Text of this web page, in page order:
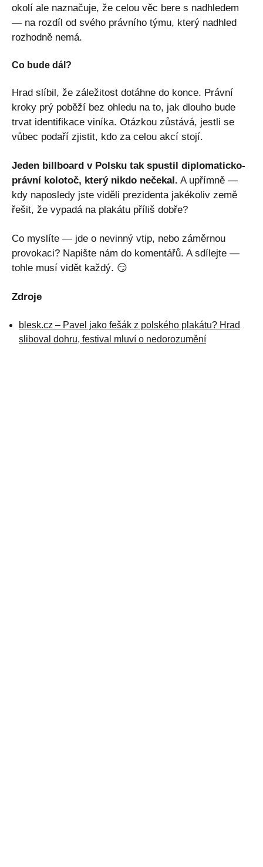
okolí ale naznačuje, že celou věc bere s nadhledem
— na rozdíl od svého právního týmu, který nadhled
rozhodně nemá.
Co bude dál?
Hrad slíbil, že záležitost dotáhne do konce. Právní
kroky prý poběží bez ohledu na to, jak dlouho bude
trvat identifikace viníka. Otázkou zůstává, jestli se
vůbec podaří zjistit, kdo za celou akcí stojí.
Jeden billboard v Polsku tak spustil diplomaticko-
právní kolotoč, který nikdo nečekal. A upřímně —
kdy naposledy jste viděli prezidenta jakékoliv země
řešit, že vypadá na plakátu příliš dobře?
Co myslíte — jde o nevinný vtip, nebo záměrnou
provokaci? Napište nám do komentářů. A sdílejte —
tohle musí vidět každý. 😏
Zdroje
blesk.cz – Pavel jako fešák z polského plakátu? Hrad
sliboval dohru, festival mluví o nedorozumění